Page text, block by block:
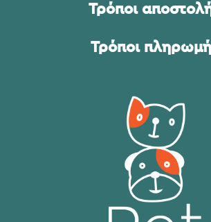
Τρόποι
Τρόποι